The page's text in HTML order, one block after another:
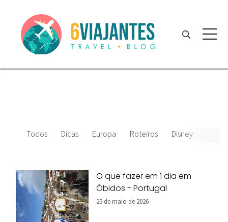
Todos Dicas Europa Roteiros Disney
O que fazer em 1 dia em
Óbidos - Portugal
25 de maio de 2026